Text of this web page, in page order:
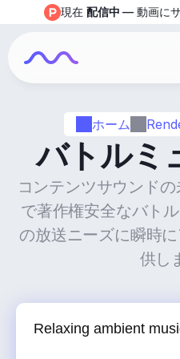
ホーム
バトルミ
コンテンツサウンド
で著作権安全なバト
の放送ニーズに瞬時
供し
現在 配信中 — 動画に